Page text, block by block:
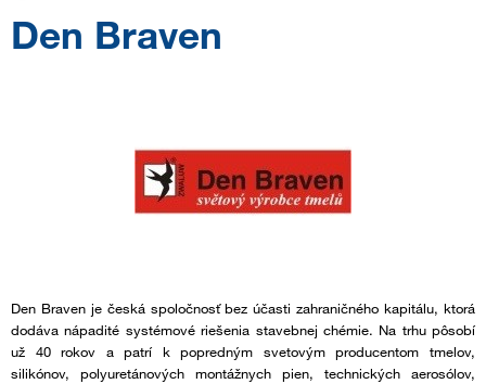
Den Braven
Den Braven je česká spoločnosť bez účasti zahraničného kapitálu, ktorá
dodáva nápadité systémové riešenia stavebnej chémie. Na trhu pôsobí
už 40 rokov a patrí k popredným svetovým producentom tmelov,
silikónov, polyuretánových montážnych pien, technických aerosólov,